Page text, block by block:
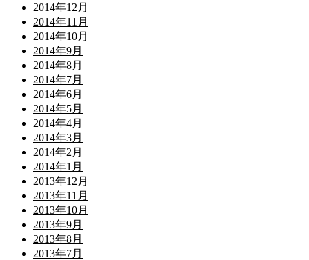
2014年12月
2014年11月
2014年10月
2014年9月
2014年8月
2014年7月
2014年6月
2014年5月
2014年4月
2014年3月
2014年2月
2014年1月
2013年12月
2013年11月
2013年10月
2013年9月
2013年8月
2013年7月